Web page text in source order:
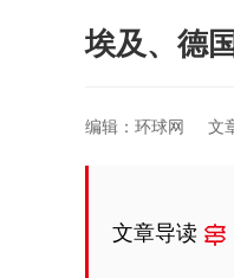
埃及、德
编辑：环球网 文
文章导读